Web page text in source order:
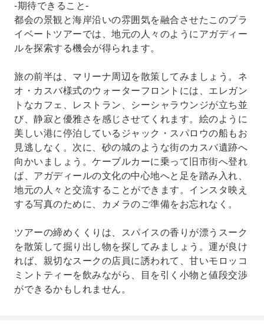
-期待できること-
都会の景観と海岸沿いの雰囲気を融合させたこのプラ
イベートツアーでは、地元の人々のようにアガディー
ルを探索する機会が得られます。
旅の前半は、マリーナ周辺を散策してみましょう。ネ
オ・カスバ様式のウォーターフロントには、エレガン
トなカフェ、レストラン、シーシャラウンジが立ち並
び、静寂と優雅さを感じさせてくれます。絵のように
美しい港に停泊しているジャック・スパロウの船もお
見逃しなく。次に、砂の城のような街のカスバ遺跡へ
向かいましょう。ケーブルカーに乗って旧市街へ登れ
ば、アガディールの文化の中心地へと足を踏み入れ、
地元の人々と交流することができます。インスタ映え
する写真のために、カメラのご準備をお忘れなく。
ツアーの締めくくりは、スパイスの香りが漂うスーク
を散策して掘り出し物を探してみましょう。運が良け
れば、親切なスークの店員に誘われて、甘いモロッコ
ミントティーを飲みながら、目を引く小物と値段交渉
ができるかもしれません。